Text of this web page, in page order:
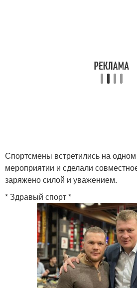
Спортсмены встретились на
мероприятии и сделали
заряжено силой и уважением.
* Здравый спорт *